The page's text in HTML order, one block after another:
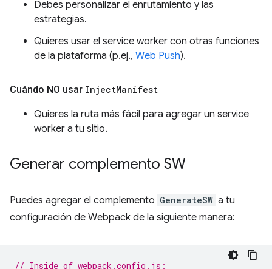
Debes personalizar el enrutamiento y las
estrategias.
Quieres usar el service worker con otras funciones
de la plataforma (p.ej., Web Push).
Cuándo NO usar InjectManifest
Quieres la ruta más fácil para agregar un service
worker a tu sitio.
Generar complemento SW
Puedes agregar el complemento GenerateSW a tu
configuración de Webpack de la siguiente manera:
// Inside of webpack.config.js: